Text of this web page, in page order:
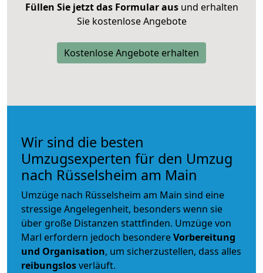
Füllen Sie jetzt das Formular ausund erhalten
Sie kostenlose Angebote
Kostenlose Angebote erhalten
Wir sind die besten
Umzugsexperten für den Umzug
nach Rüsselsheim am Main
Umzüge nach Rüsselsheim am Main sind eine
stressige Angelegenheit, besonders wenn sie
über große Distanzen stattfinden. Umzüge von
Marl erfordern jedoch besondereVorbereitung
und Organisation, um sicherzustellen, dass alles
reibungslosverläuft.